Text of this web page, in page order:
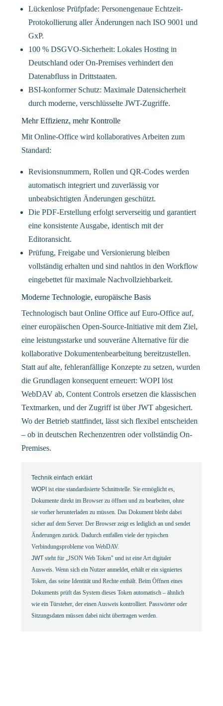
Lückenlose Prüfpfade: Personengenaue Echtzeit-
Protokollierung aller Änderungen nach ISO 9001 und
GxP.
100 % DSGVO-Sicherheit: Lokales Hosting in
Deutschland oder On-Premises verhindert den
Datenabfluss in Drittstaaten.
BSI-konformer Schutz: Maximale Datensicherheit
durch moderne, verschlüsselte JWT-Zugriffe.
Mehr Effizienz, mehr Kontrolle
Mit Online-Office wird kollaboratives Arbeiten zum
Standard:
Revisionsnummern, Rollen und QR-Codes werden
automatisch integriert und zuverlässig vor
unbeabsichtigten Änderungen geschützt.
Die PDF-Erstellung erfolgt serverseitig und garantiert
eine konsistente Ausgabe, identisch mit der
Editoransicht.
Prüfung, Freigabe und Versionierung bleiben
vollständig erhalten und sind nahtlos in den Workflow
eingebettet für maximale Nachvollziehbarkeit.
Moderne Technologie, europäische Basis
Technologisch baut Online Office auf Euro-Office auf,
einer europäischen Open-Source-Initiative mit dem Ziel,
eine leistungsstarke und souveräne Alternative für die
kollaborative Dokumentenbearbeitung bereitzustellen.
Statt auf alte, fehleranfällige Konzepte zu setzen, wurden
die Grundlagen konsequent erneuert: WOPI löst
WebDAV ab, Content Controls ersetzen die klassischen
Textmarken, und der Zugriff ist über JWT abgesichert.
Wo der Betrieb stattfindet, lässt sich flexibel entscheiden
– ob in deutschen Rechenzentren oder vollständig On-
Premises.
Technik einfach erklärt
WOPI ist eine standardisierte Schnittstelle. Sie ermöglicht es,
Dokumente direkt im Browser zu öffnen und zu bearbeiten, ohne
sie vorher herunterladen zu müssen. Das Dokument bleibt dabei
sicher auf dem Server. Der Browser zeigt es lediglich an und sendet
Änderungen zurück. Dadurch entfallen viele der typischen
Verbindungsprobleme von WebDAV.
JWTsteht für „JSON Web Token" und ist eine Art digitaler
Ausweis. Wenn sich ein Nutzer anmeldet, erhält er ein signiertes
Token, das seine Identität und Rechte enthält. Beim Öffnen eines
Dokuments prüft das System dieses Token automatisch – ähnlich
wie ein Türsteher, der einen Ausweis kontrolliert. Passwörter oder
Sitzungsdaten müssen dabei nicht übertragen werden.